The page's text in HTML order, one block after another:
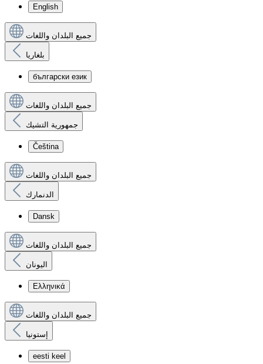
English
جميع البلدان واللغات
بلغاريا
български език
جميع البلدان واللغات
جمهورية التشيك
Čeština
جميع البلدان واللغات
الدنمارك
Dansk
جميع البلدان واللغات
اليونان
Ελληνικά
جميع البلدان واللغات
إستونيا
eesti keel